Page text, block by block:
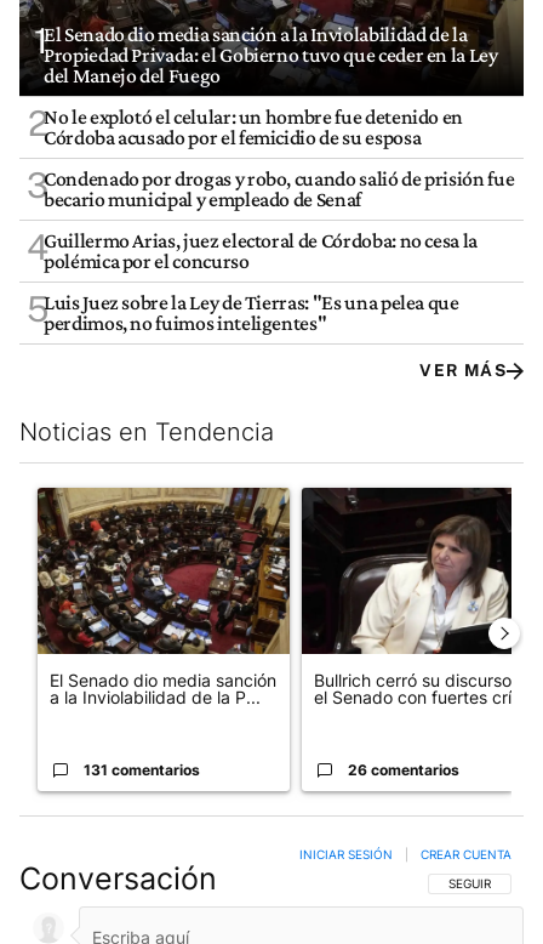
1El Senado dio media sanción a la Inviolabilidad de la
Propiedad Privada: el Gobierno tuvo que ceder en la Ley
del Manejo del Fuego
2No le explotó el celular: un hombre fue detenido en
Córdoba acusado por el femicidio de su esposa
3Condenado por drogas y robo, cuando salió de prisión fue
becario municipal y empleado de Senaf
4Guillermo Arias, juez electoral de Córdoba: no cesa la
polémica por el concurso
5Luis Juez sobre la Ley de Tierras: "Es una pelea que
perdimos, no fuimos inteligentes"
VER MÁS
Noticias en Tendencia
Este listado muestra los artículos con más comentarios en los
Un artículo de tendencia con el título "El Senado dio media
El Senado dio media sanción
a la Inviolabilidad de la P...
131 comentarios
Un artículo de tendencia con
Bullrich cerró su discurso en
el Senado con fuertes crí...
26 comentarios
Conversación SIGA ESTA
SEGUIR
INICIAR SESIÓN CREAR CUENTA